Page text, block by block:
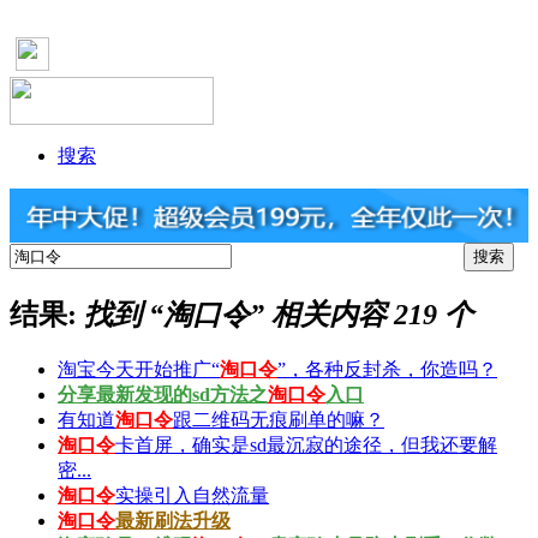
搜索
结果: 找到 “淘口令” 相关内容 219 个
淘宝今天开始推广“淘口令”，各种反封杀，你造吗？
分享最新发现的sd方法之淘口令入口
有知道淘口令跟二维码无痕刷单的嘛？
淘口令卡首屏，确实是sd最沉寂的途径，但我还要解
密...
淘口令实操引入自然流量
淘口令最新刷法升级